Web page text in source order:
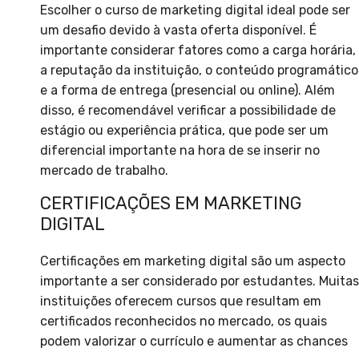
Escolher o curso de marketing digital ideal pode ser
um desafio devido à vasta oferta disponível. É
importante considerar fatores como a carga horária,
a reputação da instituição, o conteúdo programático
e a forma de entrega (presencial ou online). Além
disso, é recomendável verificar a possibilidade de
estágio ou experiência prática, que pode ser um
diferencial importante na hora de se inserir no
mercado de trabalho.
CERTIFICAÇÕES EM MARKETING
DIGITAL
Certificações em marketing digital são um aspecto
importante a ser considerado por estudantes. Muitas
instituições oferecem cursos que resultam em
certificados reconhecidos no mercado, os quais
podem valorizar o currículo e aumentar as chances